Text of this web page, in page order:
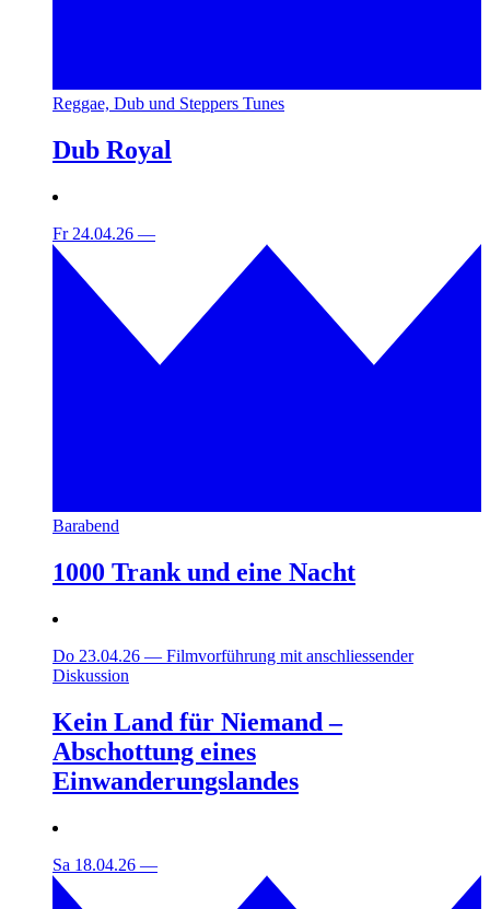
Reggae, Dub und Steppers Tunes
Dub Royal
Fr 24.04.26 —
Barabend
1000 Trank und eine Nacht
Do 23.04.26 — Filmvorführung mit anschliessender
Diskussion
Kein Land für Niemand –
Abschottung eines
Einwanderungslandes
Sa 18.04.26 —